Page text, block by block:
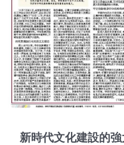
新時代文化建設的強